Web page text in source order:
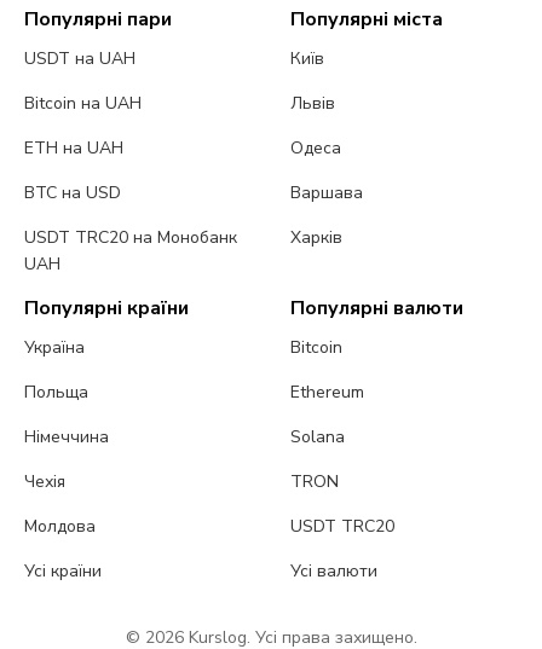
Популярні пари
USDT на UAH
Bitcoin на UAH
ETH на UAH
BTC на USD
USDT TRC20 на Монобанк
UAH
Популярні міста
Київ
Львів
Одеса
Варшава
Харків
Популярні країни
Україна
Польща
Німеччина
Чехія
Молдова
Усі країни
Популярні валюти
Bitcoin
Ethereum
Solana
TRON
USDT TRC20
Усі валюти
© 2026 Kurslog. Усі права захищено.